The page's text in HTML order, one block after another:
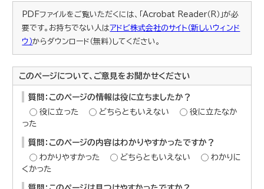
PDFファイルをご覧いただくには、「Acrobat Reader（R）」が必
要です。お持ちでない人はアドビ株式会社のサイト（新しいウィンド
ウ）からダウンロード（無料）してください。
このページについて、ご意見をお聞かせください
質問：このページの情報は役に立ちましたか？
役に立った
どちらともいえない
役に立たなか
った
質問：このページの内容はわかりやすかったですか？
わかりやすかった
どちらともいえない
わかりに
くかった